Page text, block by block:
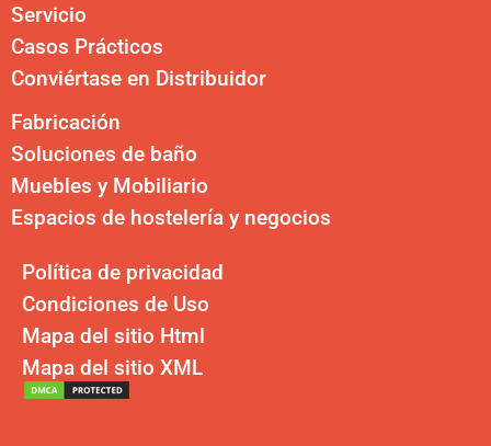
Servicio
Casos Prácticos
Conviértase en Distribuidor
Fabricación
Soluciones de baño
Muebles y Mobiliario
Espacios de hostelería y negocios
Política de privacidad
Condiciones de Uso
Mapa del sitio Html
Mapa del sitio XML